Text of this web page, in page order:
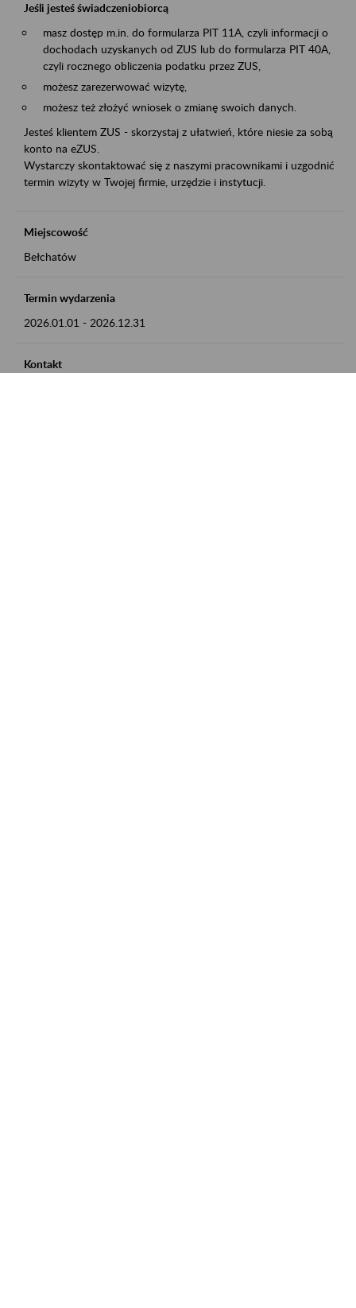
Jeśli jesteś świadczeniobiorcą
masz dostęp m.in. do formularza PIT 11A, czyli informacji o
dochodach uzyskanych od ZUS lub do formularza PIT 40A,
czyli rocznego obliczenia podatku przez ZUS,
możesz zarezerwować wizytę,
możesz też złożyć wniosek o zmianę swoich danych.
Jesteś klientem ZUS - skorzystaj z ułatwień, które niesie za sobą
konto na eZUS.
Wystarczy skontaktować się z naszymi pracownikami i uzgodnić
termin wizyty w Twojej firmie, urzędzie i instytucji.
Miejscowość
Bełchatów
Termin wydarzenia
2026.01.01 - 2026.12.31
Kontakt